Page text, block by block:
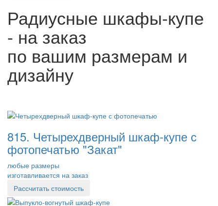
Радиусные шкафы-купе
- на заказ
по вашим размерам и
дизайну
815. Четырехдверный шкаф-купе с
фотопечатью "Закат"
любые размеры
изготавливается на заказ
Рассчитать стоимость